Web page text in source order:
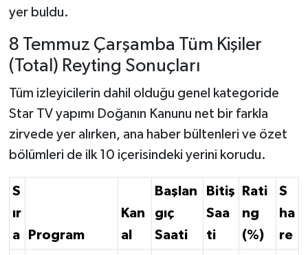
yer buldu.
8 Temmuz Çarşamba Tüm Kişiler
(Total) Reyting Sonuçları
Tüm izleyicilerin dahil olduğu genel kategoride
Star TV yapımı Doğanın Kanunu net bir farkla
zirvede yer alırken, ana haber bültenleri ve özet
bölümleri de ilk 10 içerisindeki yerini korudu.
S
ır
a
Program
Kan
al
Başlan
gıç
Saati
Bitiş
Saa
ti
Rati
ng
(%)
S
ha
re